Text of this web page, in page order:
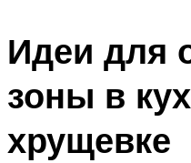
Идеи для
зоны в
хрущевке